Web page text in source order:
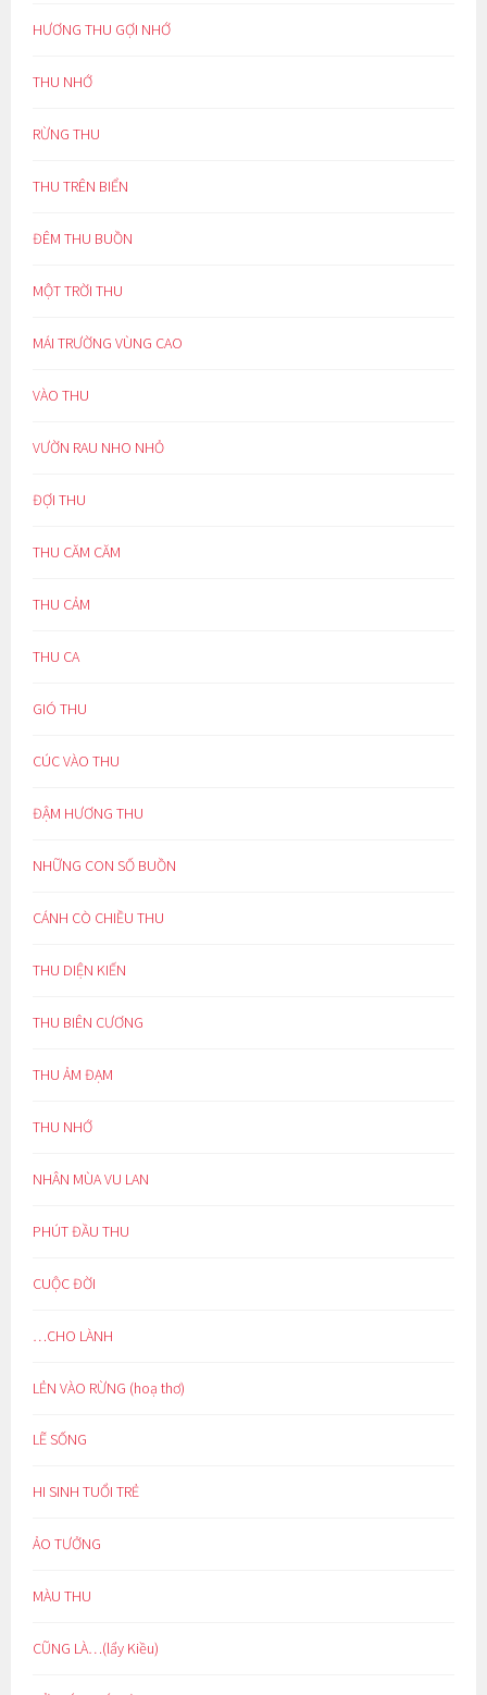
HƯƠNG THU GỢI NHỚ
THU NHỚ
RỪNG THU
THU TRÊN BIỂN
ĐÊM THU BUỒN
MỘT TRỜI THU
MÁI TRƯỜNG VÙNG CAO
VÀO THU
VƯỜN RAU NHO NHỎ
ĐỢI THU
THU CĂM CĂM
THU CẢM
THU CA
GIÓ THU
CÚC VÀO THU
ĐẬM HƯƠNG THU
NHỮNG CON SỐ BUỒN
CÁNH CÒ CHIỀU THU
THU DIỆN KIẾN
THU BIÊN CƯƠNG
THU ẢM ĐẠM
THU NHỚ
NHÂN MÙA VU LAN
PHÚT ĐẦU THU
CUỘC ĐỜI
…CHO LÀNH
LẺN VÀO RỪNG (hoạ thơ)
LẼ SỐNG
HI SINH TUỔI TRẺ
ẢO TƯỞNG
MÀU THU
CŨNG LÀ…(lẩy Kiều)